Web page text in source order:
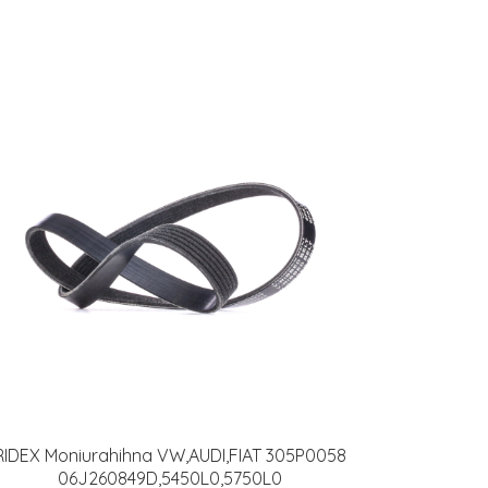
Moniurahihna VW,AUDI,FIAT 305P0058
06J260849D,5450L0,5750L0